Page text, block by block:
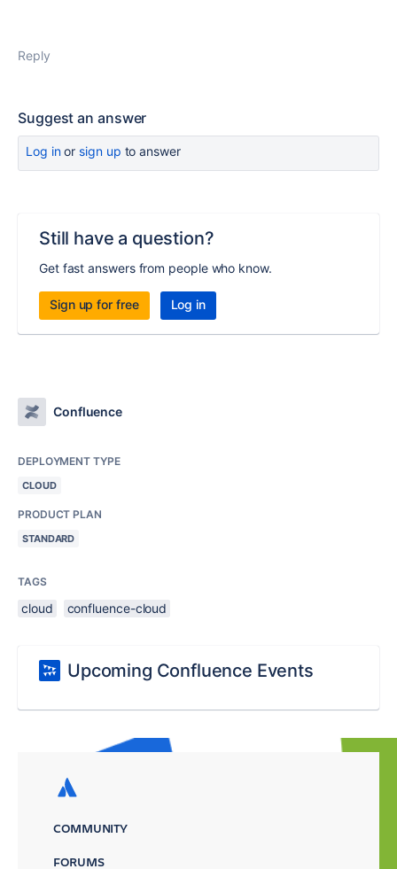
Reply
Suggest an answer
Log inor sign up to answer
Still have a question?
Get fast answers from people who know.
Sign up for free Log in
Confluence
DEPLOYMENT TYPE
CLOUD
PRODUCT PLAN
STANDARD
TAGS
cloud confluence-cloud
Upcoming Confluence Events
COMMUNITY
FORUMS